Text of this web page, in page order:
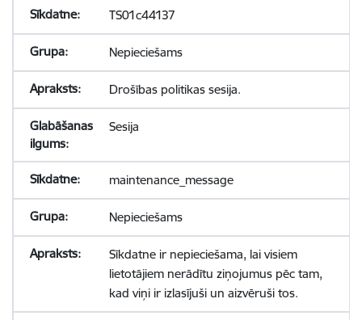
TS01c44137
Nepieciešams
Drošības politikas sesija.
Sesija
maintenance_message
Nepieciešams
Sīkdatne ir nepieciešama, lai visiem
lietotājiem nerādītu ziņojumus pēc tam,
kad viņi ir izlasījuši un aizvēruši tos.